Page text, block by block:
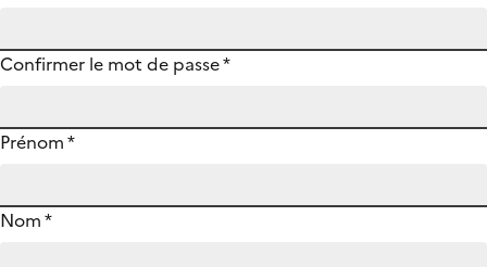
Confirmer le mot de passe*
Prénom*
Nom*